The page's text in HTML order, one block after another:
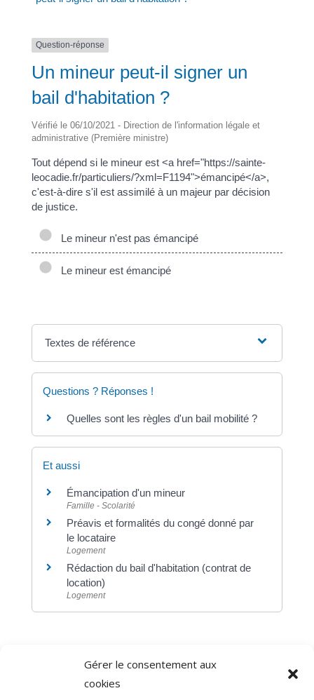
Gérer le consentement aux
cookies
Question-réponse
Un mineur peut-il signer un
bail d'habitation ?
Vérifié le 06/10/2021 - Direction de l'information légale et
administrative (Première ministre)
Tout dépend si le mineur est <a href="https://sainte-
leocadie.fr/particuliers/?xml=F1194">émancipé</a>,
c'est-à-dire s'il est assimilé à un majeur par décision
de justice.
Le mineur n'est pas émancipé
Le mineur est émancipé
Textes de référence
Questions ? Réponses !
Quelles sont les règles d'un bail mobilité ?
Et aussi
Émancipation d'un mineur
Famille - Scolarité
Préavis et formalités du congé donné par
le locataire
Logement
Rédaction du bail d'habitation (contrat de
location)
Logement
Direction de l'information légale et administrative
comarquage developpé par